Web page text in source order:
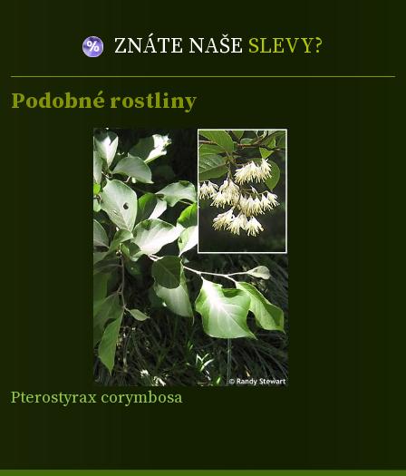
ZNÁTE NAŠE SLEVY?
Podobné rostliny
Pterostyrax corymbosa